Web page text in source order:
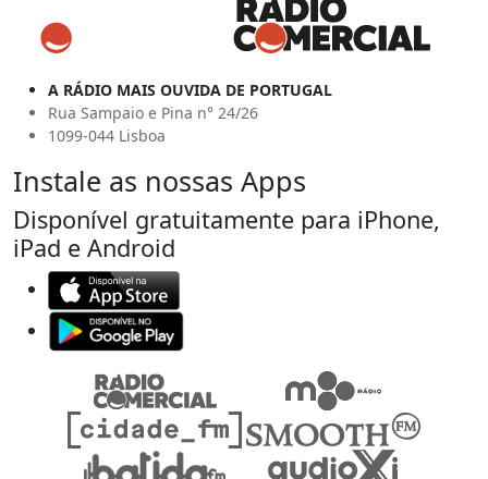
A RÁDIO MAIS OUVIDA DE PORTUGAL
Rua Sampaio e Pina n° 24/26
1099-044 Lisboa
Instale as nossas Apps
Disponível gratuitamente para iPhone,
iPad e Android